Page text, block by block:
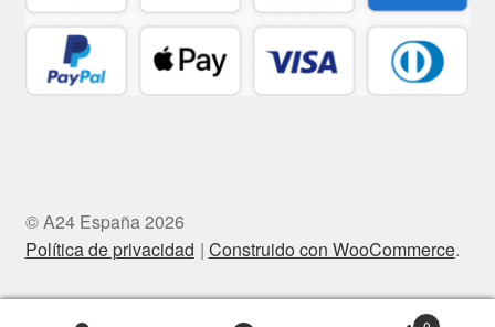
© A24 España 2026
Política de privacidad
Construido con WooCommerce.